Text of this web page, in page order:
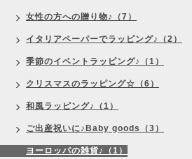
女性の方への贈り物♪（7）
イタリアペーパーでラッピング♪（2）
季節のイベントラッピング♪（1）
クリスマスのラッピング☆（6）
和風ラッピング♪（1）
ご出産祝いに♪Baby goods（3）
ヨーロッパの雑貨♪（1）